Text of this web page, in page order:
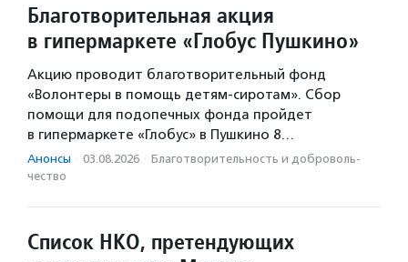
Благотворительная акция
в гипермаркете «Глобус Пушкино»
Акцию проводит благотворительный фонд
«Волонтеры в помощь детям-сиротам». Сбор
помощи для подопечных фонда пройдет
в гипермаркете «Глобус» в Пушкино 8…
Анонсы · 03.08.2026 · Благотвори­тель­ность и доброволь­
чест­во
Список НКО, претендующих